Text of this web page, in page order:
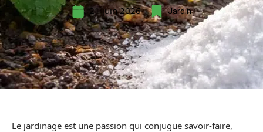
21 juin 2026 Jardin
Le jardinage est une passion qui conjugue savoir-faire,